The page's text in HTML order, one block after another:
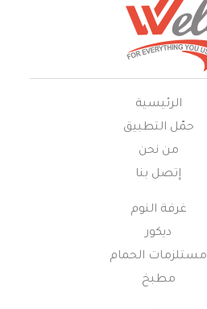
الرئيسية
حمّل التطبيق
من نحن
إتصل بنا
غرفة النوم
ديكور
مستلزمات الحمام
مطبخ